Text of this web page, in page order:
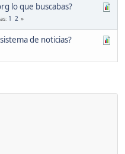
lo que buscabas?
1 2
de noticias?